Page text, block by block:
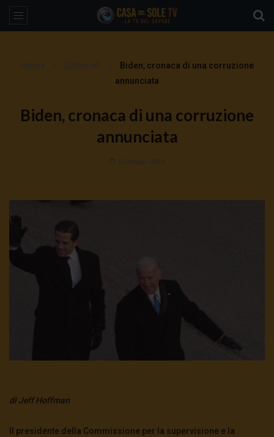
Biden, cronaca di una corruzione
annunciata
Biden, cronaca di una corruzione
annunciata
di Jeff Hoffman
Il presidente della Commissione per la supervisione e la